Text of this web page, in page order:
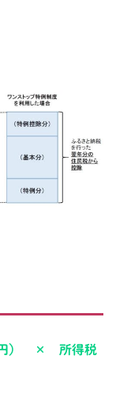
円） × 所得税